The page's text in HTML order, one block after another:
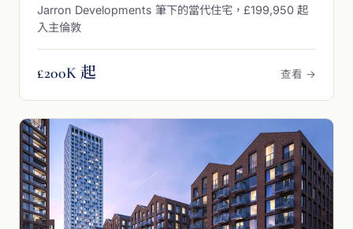
Jarron Developments 筆下的當代住宅，£199,950 起
入主倫敦
£200K 起 查看 →